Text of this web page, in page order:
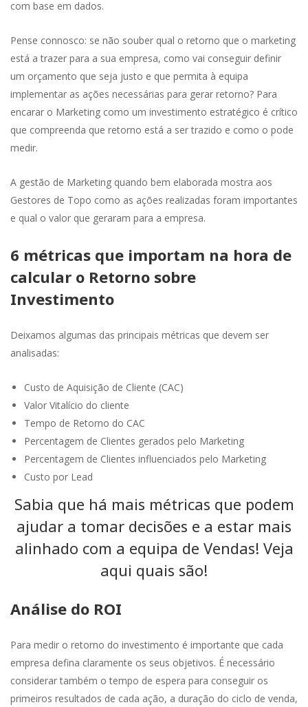
com base em dados.
Pense connosco: se não souber qual o retorno que o marketing
está a trazer para a sua empresa, como vai conseguir definir
um orçamento que seja justo e que permita à equipa
implementar as ações necessárias para gerar retorno? Para
encarar o Marketing como um investimento estratégico é crítico
que compreenda que retorno está a ser trazido e como o pode
medir.
A gestão de Marketing quando bem elaborada mostra aos
Gestores de Topo como as ações realizadas foram importantes
e qual o valor que geraram para a empresa.
6 métricas que importam na hora de
calcular o Retorno sobre
Investimento
Deixamos algumas das principais métricas que devem ser
analisadas:
Custo de Aquisição de Cliente (CAC)
Valor Vitalício do cliente
Tempo de Retorno do CAC
Percentagem de Clientes gerados pelo Marketing
Percentagem de Clientes influenciados pelo Marketing
Custo por Lead
Sabia que há mais métricas que podem
ajudar a tomar decisões e a estar mais
alinhado com a equipa de Vendas! Veja
aqui quais são!
Análise do ROI
Para medir o retorno do investimento é importante que cada
empresa defina claramente os seus objetivos. É necessário
considerar também o tempo de espera para conseguir os
primeiros resultados de cada ação, a duração do ciclo de venda,